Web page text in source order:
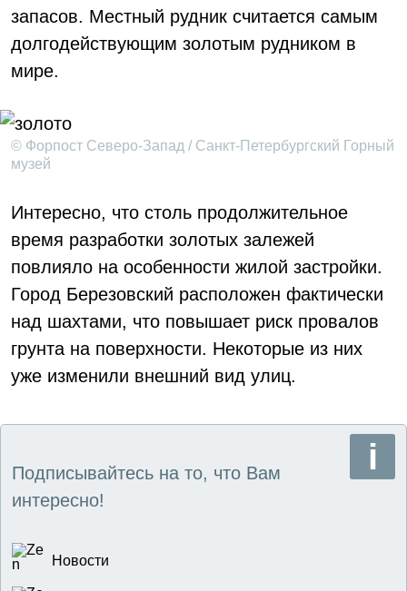
запасов. Местный рудник считается самым
долгодействующим золотым рудником в
мире.
© Форпост Северо-Запад / Санкт-Петербургский Горный
музей
Интересно, что столь продолжительное
время разработки золотых залежей
повлияло на особенности жилой застройки.
Город Березовский расположен фактически
над шахтами, что повышает риск провалов
грунта на поверхности. Некоторые из них
уже изменили внешний вид улиц.
Подписывайтесь на то, что Вам
интересно!
Новости